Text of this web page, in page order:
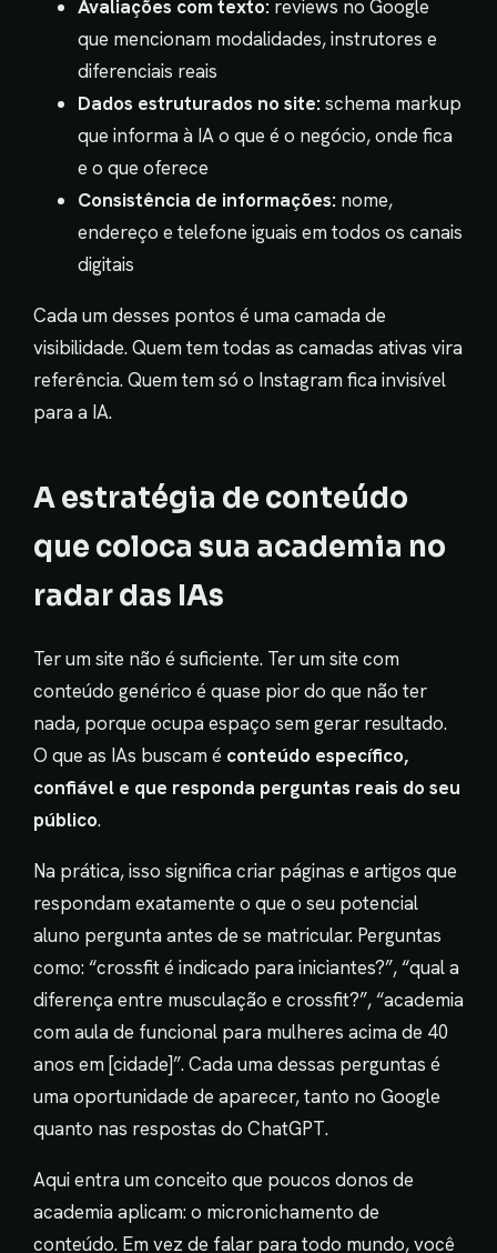
Avaliações com texto: reviews no Google
que mencionam modalidades, instrutores e
diferenciais reais
Dados estruturados no site:schema markup
que informa à IA o que é o negócio, onde fica
e o que oferece
Consistência de informações: nome,
endereço e telefone iguais em todos os canais
digitais
Cada um desses pontos é uma camada de
visibilidade. Quem tem todas as camadas ativas vira
referência. Quem tem só o Instagram fica invisível
para a IA.
A estratégia de conteúdo
que coloca sua academia no
radar das IAs
Ter um site não é suficiente. Ter um site com
conteúdo genérico é quase pior do que não ter
nada, porque ocupa espaço sem gerar resultado.
O que as IAs buscam é conteúdo específico,
confiável e que responda perguntas reais do seu
público.
Na prática, isso significa criar páginas e artigos que
respondam exatamente o que o seu potencial
aluno pergunta antes de se matricular. Perguntas
como: “crossfit é indicado para iniciantes?”, “qual a
diferença entre musculação e crossfit?”, “academia
com aula de funcional para mulheres acima de 40
anos em [cidade]”. Cada uma dessas perguntas é
uma oportunidade de aparecer, tanto no Google
quanto nas respostas do ChatGPT.
Aqui entra um conceito que poucos donos de
academia aplicam: o micronichamento de
conteúdo. Em vez de falar para todo mundo, você